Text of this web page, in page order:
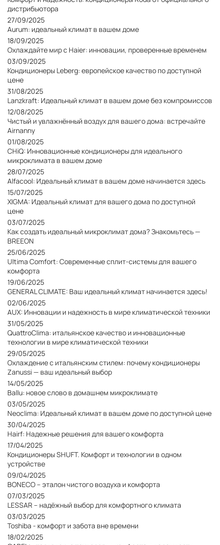
дистрибьютора
27/09/2025
Aurum: идеальный климат в вашем доме
18/09/2025
Охлаждайте мир с Haier: инновации, проверенные временем
03/09/2025
Кондиционеры Leberg: европейское качество по доступной
цене
31/08/2025
Lanzkraft: Идеальный климат в вашем доме без компромиссов
12/08/2025
Чистый и увлажнённый воздух для вашего дома: встречайте
Airnanny
01/08/2025
CHiQ: Инновационные кондиционеры для идеального
микроклимата в вашем доме
28/07/2025
Alfacool: Идеальный климат в вашем доме начинается здесь
15/07/2025
XIGMA: Идеальный климат для вашего дома по доступной
цене
03/07/2025
Как создать идеальный микроклимат дома? Знакомьтесь —
BREEON
25/06/2025
Ultima Comfort: Современные сплит-системы для вашего
комфорта
19/06/2025
GENERAL CLIMATE: Ваш идеальный климат начинается здесь!
02/06/2025
AUX: Инновации и надежность в мире климатической техники
31/05/2025
QuattroClima: итальянское качество и инновационные
технологии в мире климатической техники
29/05/2025
Охлаждение с итальянским стилем: почему кондиционеры
Zanussi — ваш идеальный выбор
14/05/2025
Ballu: новое слово в домашнем микроклимате
03/05/2025
Neoclima: Идеальный климат в вашем доме по доступной цене
30/04/2025
Hairf: Надежные решения для вашего комфорта
17/04/2025
Кондиционеры SHUFT. Комфорт и технологии в одном
устройстве
09/04/2025
BONECO – эталон чистого воздуха и комфорта
07/03/2025
LESSAR – надёжный выбор для комфортного климата
03/03/2025
Toshiba - комфорт и забота вне времени
18/02/2025